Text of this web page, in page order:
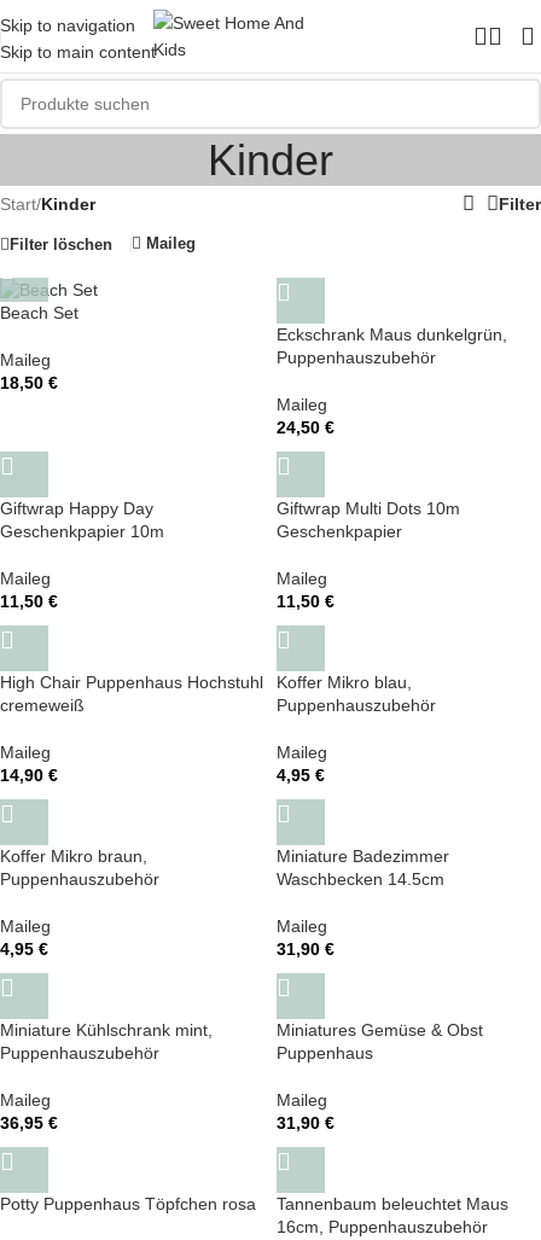
Skip to navigation
Skip to main content
Kinder
Start/Kinder Filter
Filter löschen Maileg
Beach Set
Maileg
18,50 €
Eckschrank Maus dunkelgrün,
Puppenhauszubehör
Maileg
24,50 €
Giftwrap Happy Day
Geschenkpapier 10m
Maileg
11,50 €
Giftwrap Multi Dots 10m
Geschenkpapier
Maileg
11,50 €
High Chair Puppenhaus Hochstuhl
cremeweiß
Maileg
14,90 €
Koffer Mikro blau,
Puppenhauszubehör
Maileg
4,95 €
Koffer Mikro braun,
Puppenhauszubehör
Maileg
4,95 €
Miniature Badezimmer
Waschbecken 14.5cm
Maileg
31,90 €
Miniature Kühlschrank mint,
Puppenhauszubehör
Maileg
36,95 €
Miniatures Gemüse & Obst
Puppenhaus
Maileg
31,90 €
Potty Puppenhaus Töpfchen rosa
Tannenbaum beleuchtet Maus
16cm, Puppenhauszubehör